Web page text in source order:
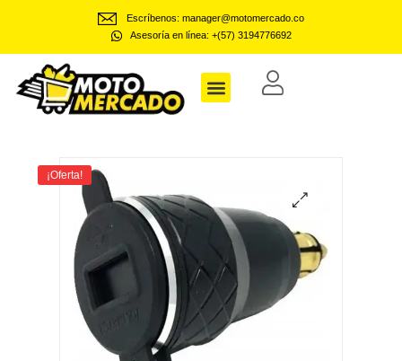
Asesoría en línea: +(57) 3194776692
Escríbenos: manager@motomercado.co
¡Oferta!